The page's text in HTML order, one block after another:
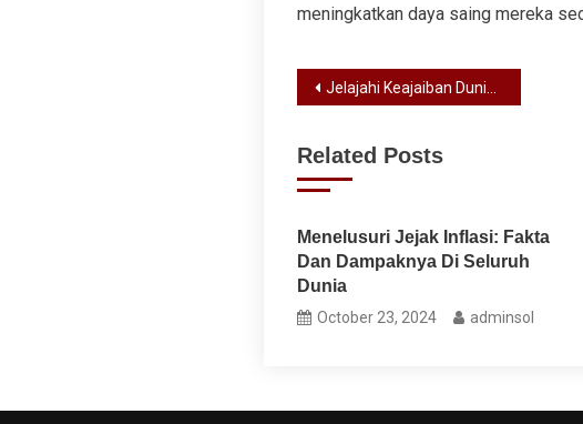
meningkatkan daya saing mereka
Post
Jelajahi Keajaiban Dunia: Panduan Wisata yang Wajib Disimak!
Related Posts
Menelusuri Jejak Inflasi: Fakta
Dan Dampaknya Di Seluruh
Dunia
October 23, 2024 adminsol